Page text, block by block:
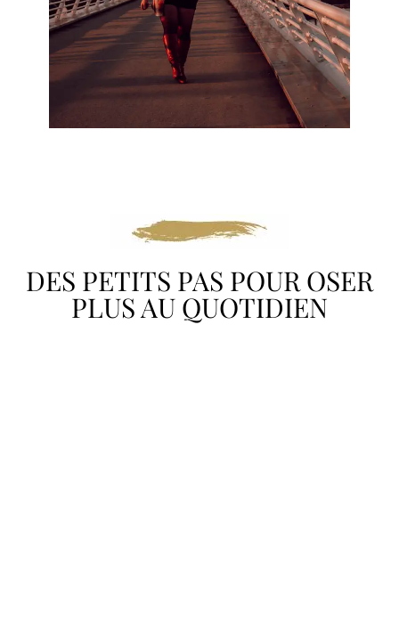
DES PETITS PAS POUR OSER
PLUS AU QUOTIDIEN